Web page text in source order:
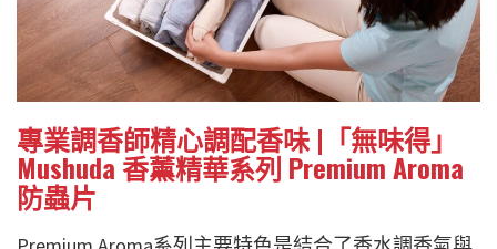
專業調香師精心調配香味 |「無味得」
Mushuda 香薰精華系列 Premium Aroma
防蟲片